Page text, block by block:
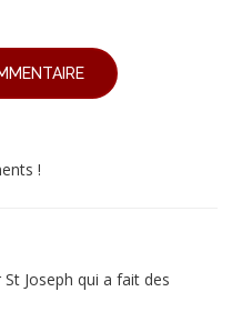
!
Joseph qui a fait des